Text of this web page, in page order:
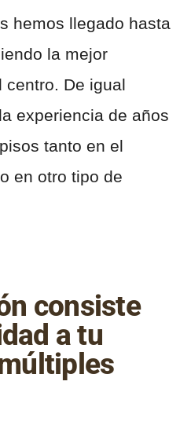
hemos llegado hasta
la mejor
centro. De igual
experiencia de años
tanto en el
en otro tipo de
consiste
a tu